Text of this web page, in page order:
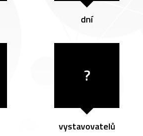
dní
?
vystavovatelů